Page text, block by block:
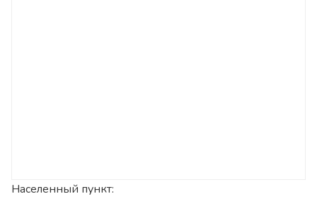
Населенный пункт: